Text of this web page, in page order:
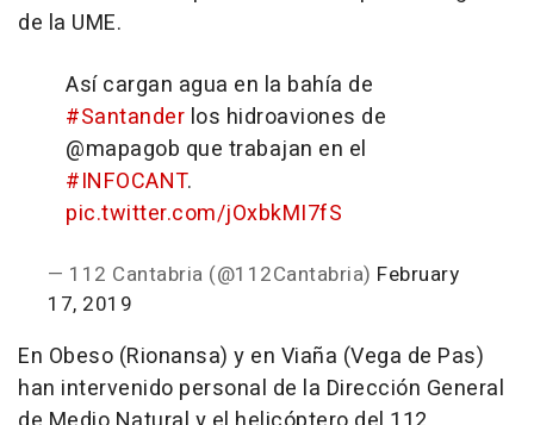
de la UME.
Así cargan agua en la bahía de
#Santander los hidroaviones de
@mapagob que trabajan en el
#INFOCANT.
pic.twitter.com/jOxbkMI7fS
— 112 Cantabria (@112Cantabria) February
17, 2019
En Obeso (Rionansa) y en Viaña (Vega de Pas)
han intervenido personal de la Dirección General